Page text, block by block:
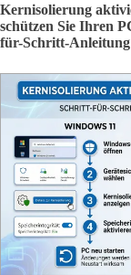
Kernisolierung
schützen Sie Ihren
für-Schritt-